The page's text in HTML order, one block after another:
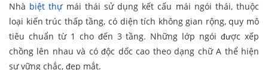
Nhà biệt thựmái thái sử dụng kết cấu mái ngói thái, thuộc
loại kiến trúc thấp tầng, có diện tích không gian rộng, quy mô
tiêu chuẩn từ 1 cho đến 3 tầng. Những lớp ngói được xếp
chồng lên nhau và có độc dốc cao theo dạng chữ A thể hiện
sự vững chắc, đẹp mắt.